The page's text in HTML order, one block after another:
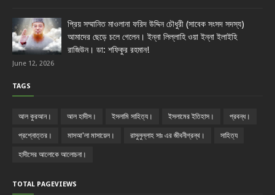
প্রিয় সম্মানিত মাওলানা ফরিদ উদ্দিন চৌধুরী (সাবেক সংসদ সদস্য)
আমাদের ছেড়ে চলে গেলেন। ইন্না লিল্লাহি ওয়া ইন্না ইলাইহি
রাজিউন। ডা: শফিকুর রহমান!
June 12, 2026
TAGS
আল কুরআন। আল হাদীস। ইসলামি সাহিত্য। ইসলামের ইতিহাস। প্রবন্ধ।
প্রশ্নোত্তর। মাসআ'লা মাসায়েল। রাসুলুল্লাহ সাঃ এর জীবনীগ্রন্থ। সাহিত্য
হাদীসের আলোকে আলোচনা।
TOTAL PAGEVIEWS